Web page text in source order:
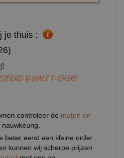
je thuis :
V-HALS T-SHIRT
controleer de maten en
nauwkeurig.
beter eerst een kleine order
kunnen wij scherpe prijzen